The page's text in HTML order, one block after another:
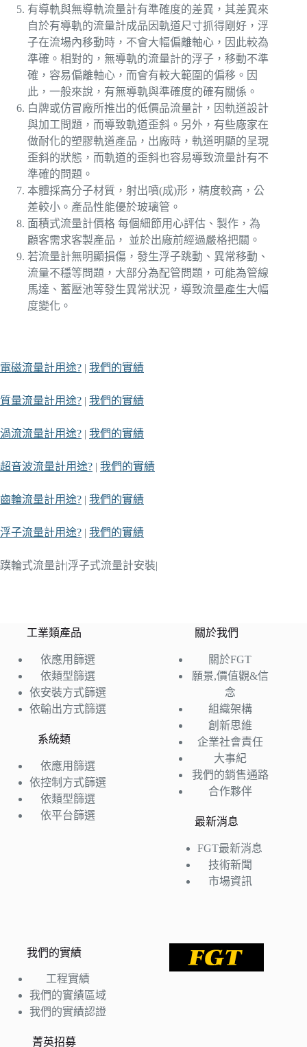
有導軌與無導軌流量計有準確度的差異，其差異來
自於有導軌的流量計成品因軌道尺寸抓得剛好，浮
子在流場內移動時，不會大幅偏離軸心，因此較為
準確。相對的，無導軌的流量計的浮子，移動不準
確，容易偏離軸心，而會有較大範圍的偏移。因
此，一般來說，有無導軌與準確度的確有關係。
白牌或仿冒廠所推出的低價品流量計，因軌道設計
與加工問題，而導致軌道歪斜。另外，有些廠家在
做耐化的塑膠軌道產品，出廠時，軌道明顯的呈現
歪斜的狀態，而軌道的歪斜也容易導致流量計有不
準確的問題。
本體採高分子材質，射出噴(成)形，精度較高，公
差較小。產品性能優於玻璃管。
面積式流量計價格 每個細節用心評估、製作，為
顧客需求客製產品， 並於出廠前經過嚴格把關。
若流量計無明顯損傷，發生浮子跳動、異常移動、
流量不穩等問題，大部分為配管問題，可能為管線
馬達、蓄壓池等發生異常狀況，導致流量產生大幅
度變化。
電磁流量計用途? | 我們的實績
質量流量計用途? | 我們的實績
渦流流量計用途? | 我們的實績
超音波流量計用途? | 我們的實績
齒輪流量計用途? | 我們的實績
浮子流量計用途? | 我們的實績
蹼輪式流量計|浮子式流量計安裝|
工業類產品
依應用篩選
依類型篩選
依安裝方式篩選
依輸出方式篩選
系統類
依應用篩選
依控制方式篩選
依類型篩選
依平台篩選
關於我們
關於FGT
願景,價值觀&信
念
組織架構
創新思維
企業社會責任
大事紀
我們的銷售通路
合作夥伴
最新消息
FGT最新消息
技術新聞
市場資訊
我們的實績
工程實績
我們的實績區域
我們的實績認證
菁英招募